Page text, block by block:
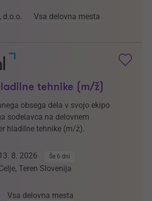
d.o.o. Vsa delovna mesta
tehnike (m/ž)
obsega dela v svojo ekipo
sodelavca na delovnem
hladilne tehnike (m/ž).
8. 2026 Še 6 dni
Teren Slovenija
Vsa delovna mesta